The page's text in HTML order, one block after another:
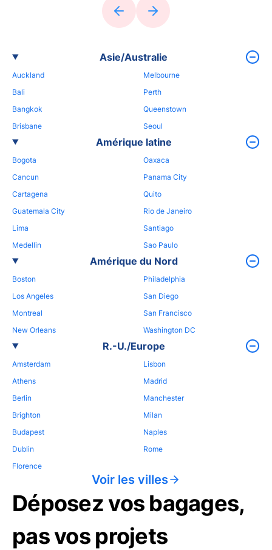
Asie/Australie
Auckland
Bali
Bangkok
Brisbane
Melbourne
Perth
Queenstown
Seoul
Amérique latine
Bogota
Cancun
Cartagena
Guatemala City
Lima
Medellin
Oaxaca
Panama City
Quito
Rio de Janeiro
Santiago
Sao Paulo
Amérique du Nord
Boston
Los Angeles
Montreal
New Orleans
Philadelphia
San Diego
San Francisco
Washington DC
R.-U./Europe
Amsterdam
Athens
Berlin
Brighton
Budapest
Dublin
Florence
Lisbon
Madrid
Manchester
Milan
Naples
Rome
Voir les villes
Déposez vos bagages,
pas vos projets